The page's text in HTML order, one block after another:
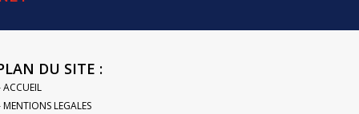
DU SITE :
ACCUEIL
MENTIONS LEGALES